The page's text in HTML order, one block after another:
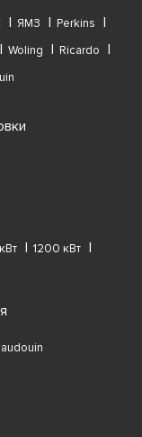
ЯМЗ
Perkins
Woling
Ricardo
1200 кВт